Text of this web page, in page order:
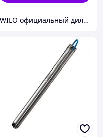
WILO официальный дилер ТОО МАМОНТ